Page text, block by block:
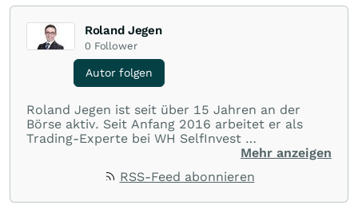
Roland Jegen
0 Follower
Autor folgen
Roland Jegen ist seit über 15 Jahren an der
Börse aktiv. Seit Anfang 2016 arbeitet er als
Trading-Experte bei WH SelfInvest
Auction Market Theory und Volume/ Market
Mehr anzeigen
RSS-Feed abonnieren